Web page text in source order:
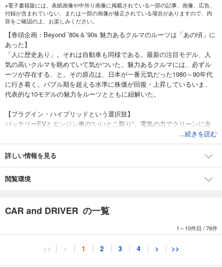
※電子書籍版には、表紙画像や中吊り画像に掲載されている一部の記事、画像、広告、
付録が含まれていない、または一部の画像が修正されている場合がありますので、内
容をご確認の上、お楽しみください。
【巻頭企画：Beyond ’80s＆’90s 魅力あるクルマのルーツは「あの頃」に
あった】
「人に歴史あり」。それは自動車も同様である。最新の注目モデル、人
気の高いクルマを眺めていて気がついた。魅力あるクルマには、必ずル
ーツが存在する、と。その原点は、日本が一番元気だった1980～90年代
に行き着く。バブル期を超える水準に株価が回復・上昇しているいま、
代表的な10モデルの魅力をルーツとともに紐解いた。
【プラグイン・ハイブリッドという選択肢】
バッテリーEVとエンジン車の“いいとこ取り”。電気の力でクリーンに走
り、電欠の心配なしにロングドライブが可能。カーボンニュートラル社
会に向けた有力な選択肢、PHEV（プラグイン・ハイブリッド車）に改め
て注目した。
＊電子マガジンは、プリントマガジンと内容が一部異なります。ご注意
ください
さい
はじめに
from Editors カー・アンド・ドライバー編集部の視点
...続きを読む
詳しい情報を見る
閲覧環境
CAR and DRIVER の一覧
1～10件目 /76件
<< < 1 2 3 4 > >>